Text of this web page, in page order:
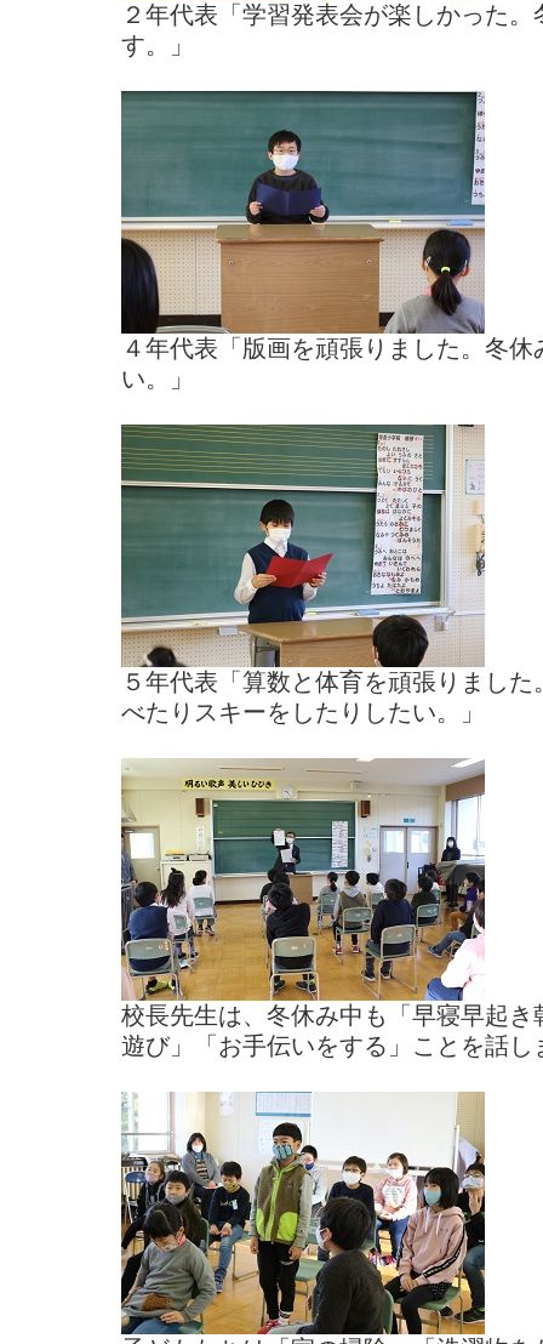
２年代表「学習発表会が楽しかった
す。」
４年代表「版画を頑張りました。冬
い。」
５年代表「算数と体育を頑張りまし
べたりスキーをしたりしたい。」
校長先生は、冬休み中も「早寝早起
遊び」「お手伝いをする」ことを話し